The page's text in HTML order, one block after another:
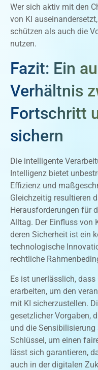
Wer sich aktiv mit den
von KI
schützen als auch die
nutzen.
Fazit: Ein
Verhältnis
Fortschritt
sichern
Die intelligente
Intelligenz bietet
Effizienz und
Gleichzeitig resultieren
Herausforderungen für
Alltag. Der Einfluss von
deren Sicherheit ist ein
technologische
rechtliche
Es ist unerlässlich,
erarbeiten, um den
mit KI sicherzustellen.
gesetzlicher Vorgaben,
und die
Schlüssel, um einen
lässt sich garantieren,
auch in der digitalen